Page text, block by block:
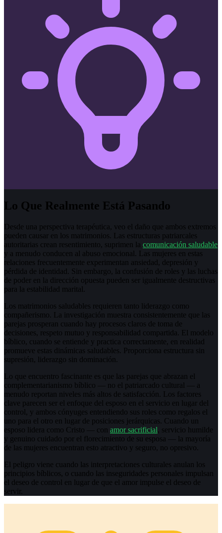
Lo Que Realmente Está Pasando
Desde una perspectiva terapéutica, veo el daño que ambos extremos
pueden causar en los matrimonios. Las estructuras patriarcales
autoritarias crean resentimiento, suprimen la comunicación saludable
y a menudo conducen al abuso emocional. Las mujeres en estas
relaciones frecuentemente experimentan ansiedad, depresión y
pérdida de identidad. Sin embargo, la confusión de roles y las luchas
de poder en la dirección opuesta pueden ser igualmente destructivas
para la estabilidad marital.
Los matrimonios saludables requieren tanto liderazgo como
compañerismo. La investigación muestra consistentemente que las
parejas prosperan cuando hay procesos claros de toma de
decisiones, respeto mutuo y responsabilidad compartida. El modelo
bíblico, cuando se entiende y practica correctamente, en realidad
promueve estas dinámicas saludables. Proporciona estructura sin
supresión, liderazgo sin dominación.
Lo que encuentro fascinante es que las parejas que abrazan el
complementarianismo bíblico — no el patriarcado cultural — a
menudo reportan niveles más altos de satisfacción. Los factores
clave parecen ser el enfoque del esposo en el servicio en lugar del
control, y ambos cónyuges entendiendo sus roles como regalos el
uno para el otro en lugar de posiciones jerárquicas. Cuando un
esposo lidera como Cristo — con amor sacrificial, servicio humilde
y genuino cuidado por el florecimiento de su esposa — la mayoría
de las mujeres encuentran esto atractivo y seguro, no opresivo.
El peligro viene cuando las interpretaciones culturales anulan los
principios bíblicos, o cuando las inseguridades personales impulsan
el deseo de control en lugar de que el amor impulse el deseo de
servir.